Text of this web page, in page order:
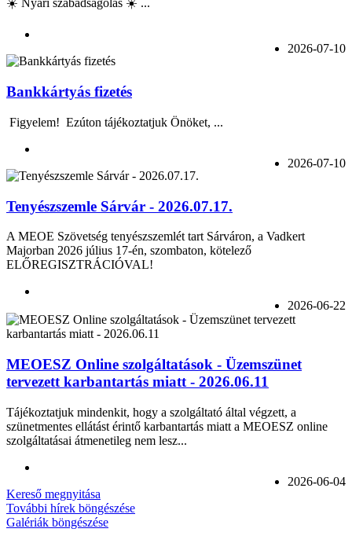
☀️ Nyári szabadságolás ☀️ ...
2026-07-10
Bankkártyás fizetés
Figyelem! Ezúton tájékoztatjuk Önöket, ...
2026-07-10
Tenyészszemle Sárvár - 2026.07.17.
A MEOE Szövetség tenyészszemlét tart Sárváron, a Vadkert
Majorban 2026 július 17-én, szombaton, kötelező
ELŐREGISZTRÁCIÓVAL!
2026-06-22
MEOESZ Online szolgáltatások - Üzemszünet
tervezett karbantartás miatt - 2026.06.11
Tájékoztatjuk mindenkit, hogy a szolgáltató által végzett, a
szünetmentes ellátást érintő karbantartás miatt a MEOESZ online
szolgáltatásai átmenetileg nem lesz...
2026-06-04
Kereső megnyitása
További hírek böngészése
Galériák böngészése